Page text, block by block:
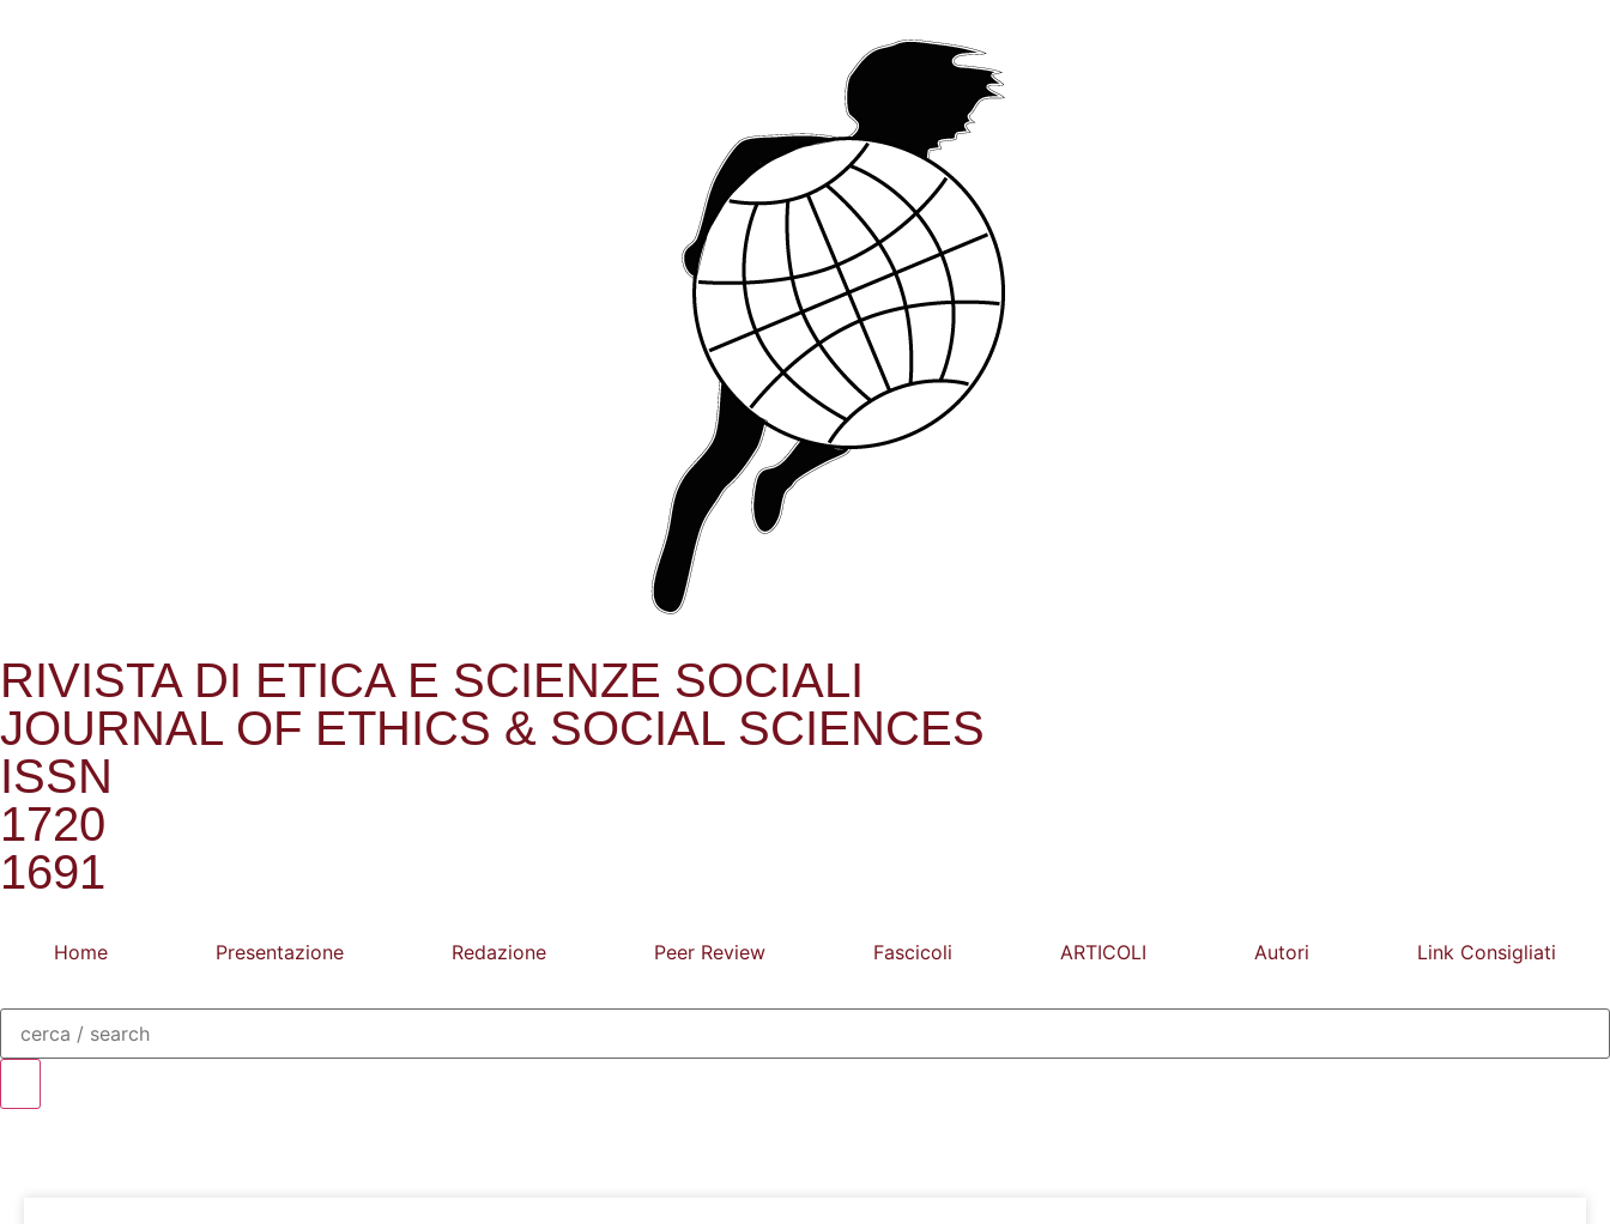
RIVISTA DI ETICA E SCIENZE SOCIALI
JOURNAL OF ETHICS & SOCIAL SCIENCES
ISSN
1720
1691
Home Presentazione Redazione Peer Review Fascicoli ARTICOLI Autori Link Consigliati